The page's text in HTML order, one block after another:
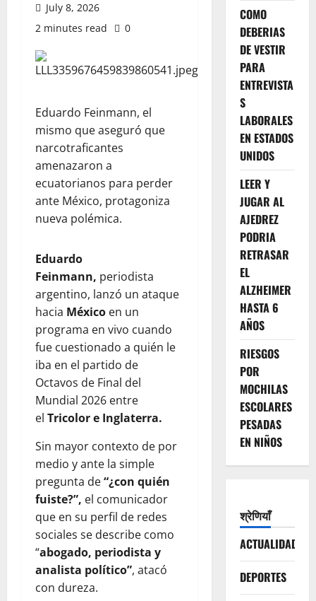
July 8, 2026
2 minutes read
0
Eduardo Feinmann, el
mismo que aseguró que
narcotraficantes
amenazaron a
ecuatorianos para perder
ante México, protagoniza
nueva polémica.
Eduardo
Feinmann, periodista
argentino, lanzó un ataque
hacia México en un
programa en vivo cuando
fue cuestionado a quién le
iba en el partido de
Octavos de Final del
Mundial 2026 entre
el Tricolor e Inglaterra.
Sin mayor contexto de por
medio y ante la simple
pregunta de“¿con quién
fuiste?”, el comunicador
que en su perfil de redes
sociales se describe como
“abogado, periodista y
analista político”, atacó
con dureza.
COMO
DEBERIAS
DE VESTIR
PARA
ENTREVISTA
S
LABORALES
EN ESTADOS
UNIDOS
LEER Y
JUGAR AL
AJEDREZ
PODRIA
RETRASAR
EL
ALZHEIMER
HASTA 6
AÑOS
RIESGOS
POR
MOCHILAS
ESCOLARES
PESADAS
EN NIÑOS
श्रेणियाँ
ACTUALIDAD
DEPORTES